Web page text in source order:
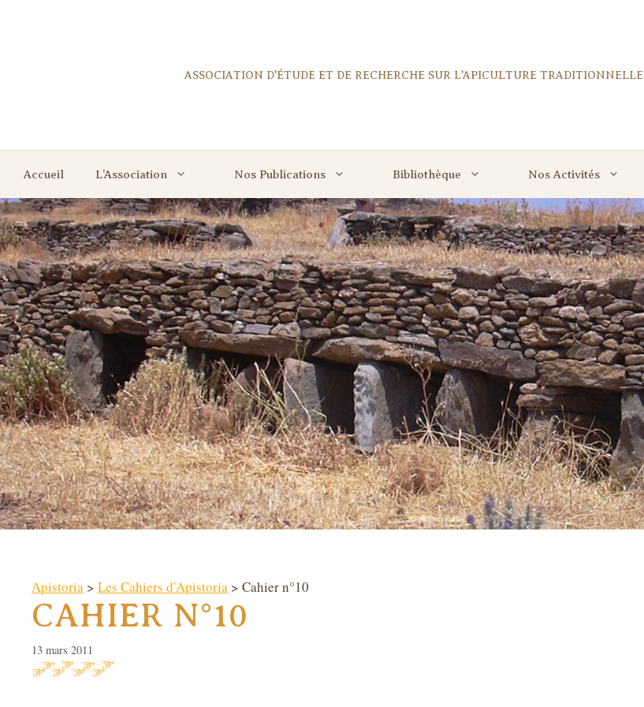
ASSOCIATION D'ÉTUDE ET DE RECHERCHE SUR L'APICULTURE TRADITIONNELLE
Accueil L’Association Nos Publications Bibliothèque Nos Activités
Apistoria > Les Cahiers d'Apistoria > Cahier n°10
CAHIER N°10
13 mars 2011